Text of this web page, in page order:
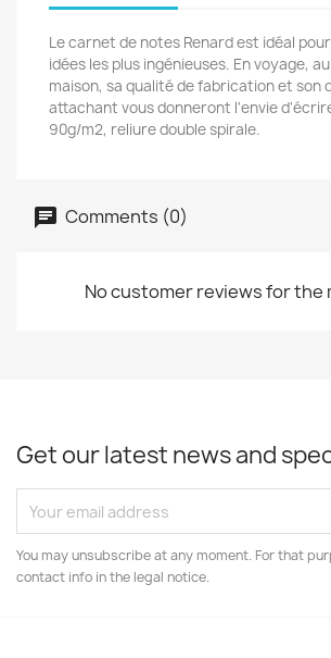
Le carnet de notes Renard est idéal
idées les plus ingénieuses. En voyage,
maison, sa qualité de fabrication et son
attachant vous donneront l'envie
90g/m2, reliure double spirale.
Comments (0)
No customer reviews for the
Get our latest news and
You may unsubscribe at any moment. For that
contact info in the legal notice.